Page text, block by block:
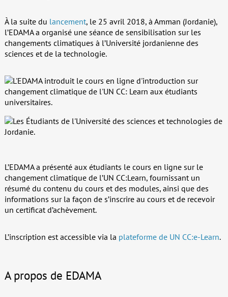
À la suite du lancement, le 25 avril 2018, à Amman (Jordanie),
l’EDAMA a organisé une séance de sensibilisation sur les
changements climatiques à l’Université jordanienne des
sciences et de la technologie.
L’EDAMA a présenté aux étudiants le cours en ligne sur le
changement climatique de l’UN CC:Learn, fournissant un
résumé du contenu du cours et des modules, ainsi que des
informations sur la façon de s’inscrire au cours et de recevoir
un certificat d’achèvement.
L’inscription est accessible via la plateforme de UN CC:e-Learn.
A propos de EDAMA